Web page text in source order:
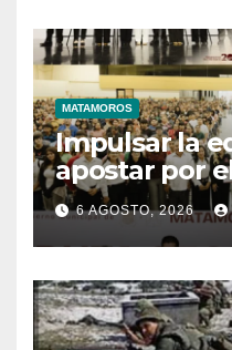
MATAMOROS
Impulsar la
apostar por
futuro de
6 AGOSTO, 2026